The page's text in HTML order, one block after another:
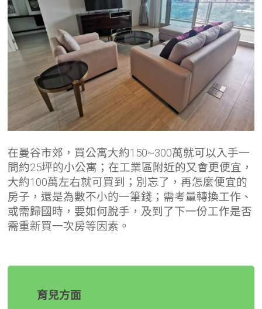
在曼谷市郊，買公寓大約150~300萬就可以入手一
間約25坪的小公寓；在工業區附近的又會更便宜，
大約100萬左右就可買到；別忘了，再怎麼便宜的
房子，還是為數不小的一筆錢；需考量轉換工作、
或需歸國時，要如何脫手，及到了下一份工作是否
需重新買一次房等因素。
育兒方面